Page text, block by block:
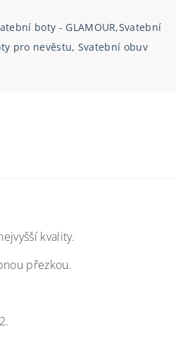
boty - GLAMOUR,Svatební
pro nevěstu, Svatební obuv
kvality.
přezkou.